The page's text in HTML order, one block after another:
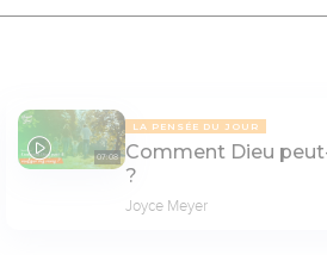
07:08
LA PENSÉE DU JOUR
Comment Dieu
?
Joyce Meyer